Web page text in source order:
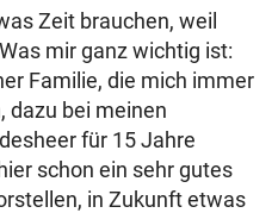
Zeit brauchen, weil
mir ganz wichtig ist:
Familie, die mich immer
dazu bei meinen
für 15 Jahre
schon ein sehr gutes
in Zukunft etwas